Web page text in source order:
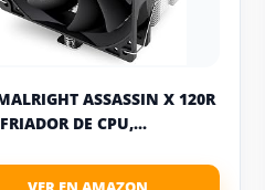
ASSASSIN X 120R
DE CPU,...